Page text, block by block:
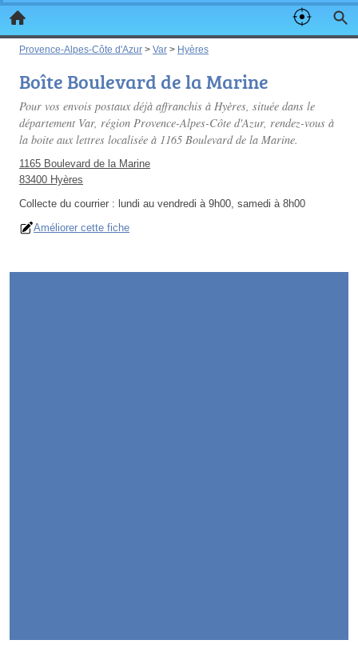
Provence-Alpes-Côte d'Azur > Var > Hyères
Boîte Boulevard de la Marine
Pour vos envois postaux déjà affranchis à Hyères, située dans le
département Var, région Provence-Alpes-Côte d'Azur, rendez-vous à
la boite aux lettres localisée à 1165 Boulevard de la Marine.
1165 Boulevard de la Marine
83400 Hyères
Collecte du courrier : lundi au vendredi à 9h00, samedi à 8h00
Améliorer cette fiche